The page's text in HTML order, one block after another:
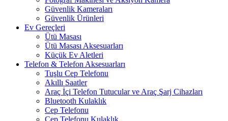
Güvenlik Kameraları
Güvenlik Ürünleri
Ev Gereçleri
Ütü Masası
Ütü Masası Aksesuarları
Küçük Ev Aletleri
Telefon & Telefon Aksesuarları
Tuşlu Cep Telefonu
Akıllı Saatler
Araç İçi Telefon Tutucular ve Araç Şarj Cihazları
Bluetooth Kulaklık
Cep Telefonu
Cep Telefonu Kulaklık